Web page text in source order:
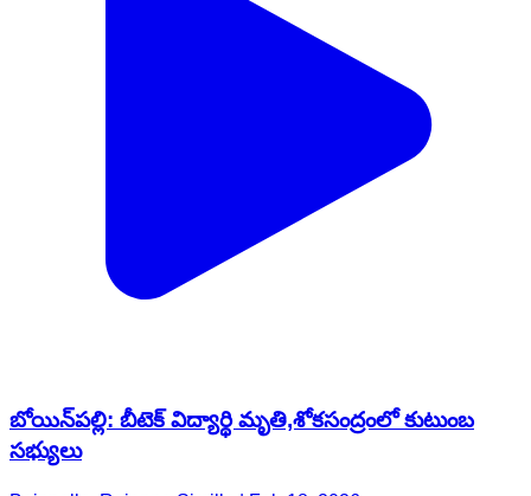
బోయిన్‌పల్లి: బీటెక్ విద్యార్థి మృతి,శోకసంద్రంలో కుటుంబ
సభ్యులు